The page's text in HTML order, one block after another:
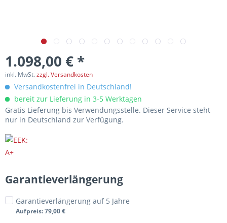
1.098,00 € *
inkl. MwSt.zzgl. Versandkosten
Versandkostenfrei in Deutschland!
bereit zur Lieferung in 3-5 Werktagen
Gratis Lieferung bis Verwendungsstelle. Dieser Service steht
nur in Deutschland zur Verfügung.
Garantieverlängerung
Garantieverlängerung auf 5 Jahre
Aufpreis: 79,00 €